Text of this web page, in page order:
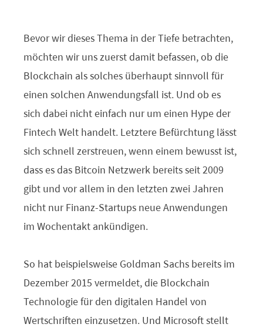
Bevor wir dieses Thema in der Tiefe betrachten,
möchten wir uns zuerst damit befassen, ob die
Blockchain als solches überhaupt sinnvoll für
einen solchen Anwendungsfall ist. Und ob es
sich dabei nicht einfach nur um einen Hype der
Fintech Welt handelt. Letztere Befürchtung lässt
sich schnell zerstreuen, wenn einem bewusst ist,
dass es das Bitcoin Netzwerk bereits seit 2009
gibt und vor allem in den letzten zwei Jahren
nicht nur Finanz-Startups neue Anwendungen
im Wochentakt ankündigen.
So hat beispielsweise Goldman Sachs bereits im
Dezember 2015 vermeldet, die Blockchain
Technologie für den digitalen Handel von
Wertschriften einzusetzen. Und Microsoft stellt